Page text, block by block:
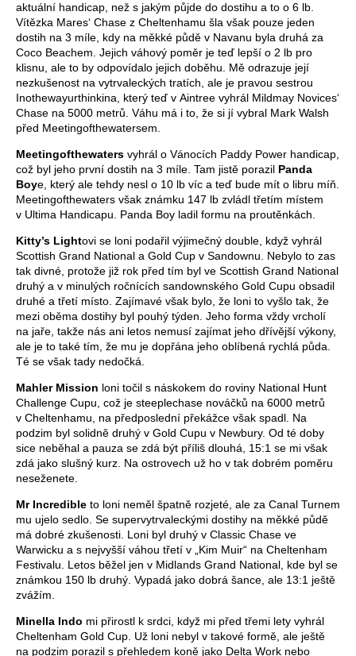
aktuální handicap, než s jakým půjde do dostihu a to o 6 lb.
Vítězka Mares‘ Chase z Cheltenhamu šla však pouze jeden
dostih na 3 míle, kdy na měkké půdě v Navanu byla druhá za
Coco Beachem. Jejich váhový poměr je teď lepší o 2 lb pro
klisnu, ale to by odpovídalo jejich doběhu. Mě odrazuje její
nezkušenost na vytrvaleckých tratích, ale je pravou sestrou
Inothewayurthinkina, který teď v Aintree vyhrál Mildmay Novices‘
Chase na 5000 metrů. Váhu má i to, že si jí vybral Mark Walsh
před Meetingofthewatersem.
Meetingofthewaters vyhrál o Vánocích Paddy Power handicap,
což byl jeho první dostih na 3 míle. Tam jistě porazil Panda
Boye, který ale tehdy nesl o 10 lb víc a teď bude mít o libru míň.
Meetingofthewaters však známku 147 lb zvládl třetím místem
v Ultima Handicapu. Panda Boy ladil formu na proutěnkách.
Kitty’s Lightovi se loni podařil výjimečný double, když vyhrál
Scottish Grand National a Gold Cup v Sandownu. Nebylo to zas
tak divné, protože již rok před tím byl ve Scottish Grand National
druhý a v minulých ročnících sandownského Gold Cupu obsadil
druhé a třetí místo. Zajímavé však bylo, že loni to vyšlo tak, že
mezi oběma dostihy byl pouhý týden. Jeho forma vždy vrcholí
na jaře, takže nás ani letos nemusí zajímat jeho dřívější výkony,
ale je to také tím, že mu je dopřána jeho oblíbená rychlá půda.
Té se však tady nedočká.
Mahler Mission loni točil s náskokem do roviny National Hunt
Challenge Cupu, což je steeplechase nováčků na 6000 metrů
v Cheltenhamu, na předposlední překážce však spadl. Na
podzim byl solidně druhý v Gold Cupu v Newbury. Od té doby
sice neběhal a pauza se zdá být příliš dlouhá, 15:1 se mi však
zdá jako slušný kurz. Na ostrovech už ho v tak dobrém poměru
neseženete.
Mr Incredible to loni neměl špatně rozjeté, ale za Canal Turnem
mu ujelo sedlo. Se supervytrvaleckými dostihy na měkké půdě
má dobré zkušenosti. Loni byl druhý v Classic Chase ve
Warwicku a s nejvyšší váhou třetí v „Kim Muir“ na Cheltenham
Festivalu. Letos běžel jen v Midlands Grand National, kde byl se
známkou 150 lb druhý. Vypadá jako dobrá šance, ale 13:1 ještě
zvážím.
Minella Indo mi přirostl k srdci, když mi před třemi lety vyhrál
Cheltenham Gold Cup. Už loni nebyl v takové formě, ale ještě
na podzim porazil s přehledem koně jako Delta Work nebo